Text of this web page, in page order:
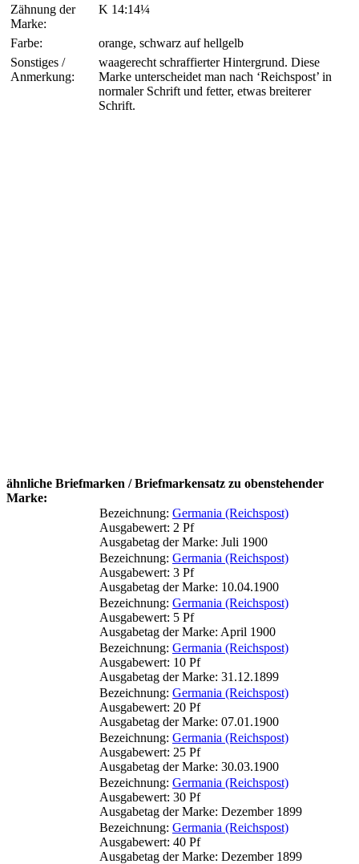
Zähnung der
Marke:
K 14:14¼
Farbe:
orange, schwarz auf hellgelb
Sonstiges /
Anmerkung:
waagerecht schraffierter Hintergrund. Diese
Marke unterscheidet man nach ‘Reichspost’ in
normaler Schrift und fetter, etwas breiterer
Schrift.
ähnliche Briefmarken / Briefmarkensatz zu obenstehender
Marke:
Bezeichnung: Germania (Reichspost)
Ausgabewert: 2 Pf
Ausgabetag der Marke: Juli 1900
Bezeichnung: Germania (Reichspost)
Ausgabewert: 3 Pf
Ausgabetag der Marke: 10.04.1900
Bezeichnung: Germania (Reichspost)
Ausgabewert: 5 Pf
Ausgabetag der Marke: April 1900
Bezeichnung: Germania (Reichspost)
Ausgabewert: 10 Pf
Ausgabetag der Marke: 31.12.1899
Bezeichnung: Germania (Reichspost)
Ausgabewert: 20 Pf
Ausgabetag der Marke: 07.01.1900
Bezeichnung: Germania (Reichspost)
Ausgabewert: 25 Pf
Ausgabetag der Marke: 30.03.1900
Bezeichnung: Germania (Reichspost)
Ausgabewert: 30 Pf
Ausgabetag der Marke: Dezember 1899
Bezeichnung: Germania (Reichspost)
Ausgabewert: 40 Pf
Ausgabetag der Marke: Dezember 1899